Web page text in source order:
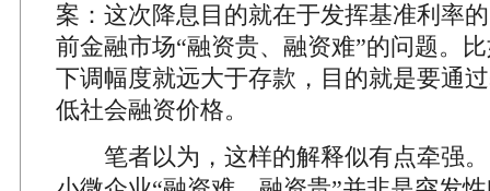
案：这次降息目的就在于发挥基准利率
前金融市场“融资贵、融资难”的问题。
下调幅度就远大于存款，目的就是要通
低社会融资价格。
笔者以为，这样的解释似有点牵强。